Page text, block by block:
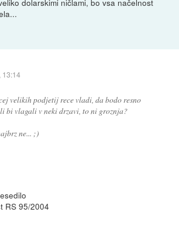
dolarskimi ničlami, bo vsa načelnost
13:14
velikih podjetij rece vladi, da bodo resno
bi vlagali v neki drzavi, to ni groznja?
ne... ;)
RS 95/2004